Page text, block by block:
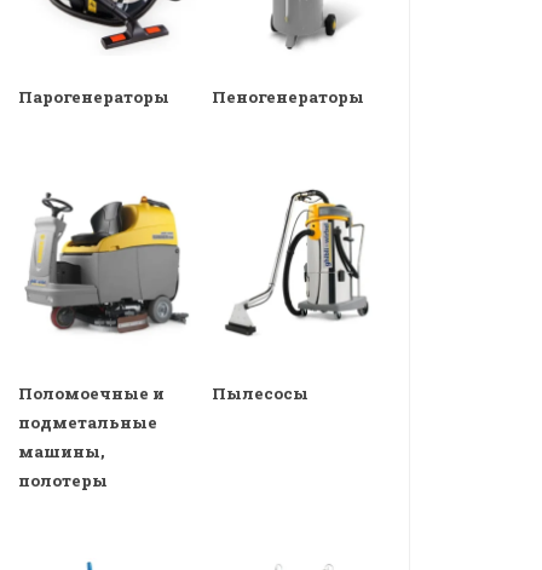
Парогенераторы Пеногенераторы
Поломоечные и
подметальные
машины,
полотеры
Пылесосы